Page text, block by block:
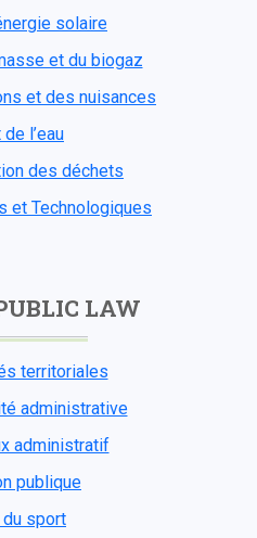
solaire
et du biogaz
et des nuisances
l’eau
des déchets
et Technologiques
LAW
territoriales
administrative
administratif
publique
du sport